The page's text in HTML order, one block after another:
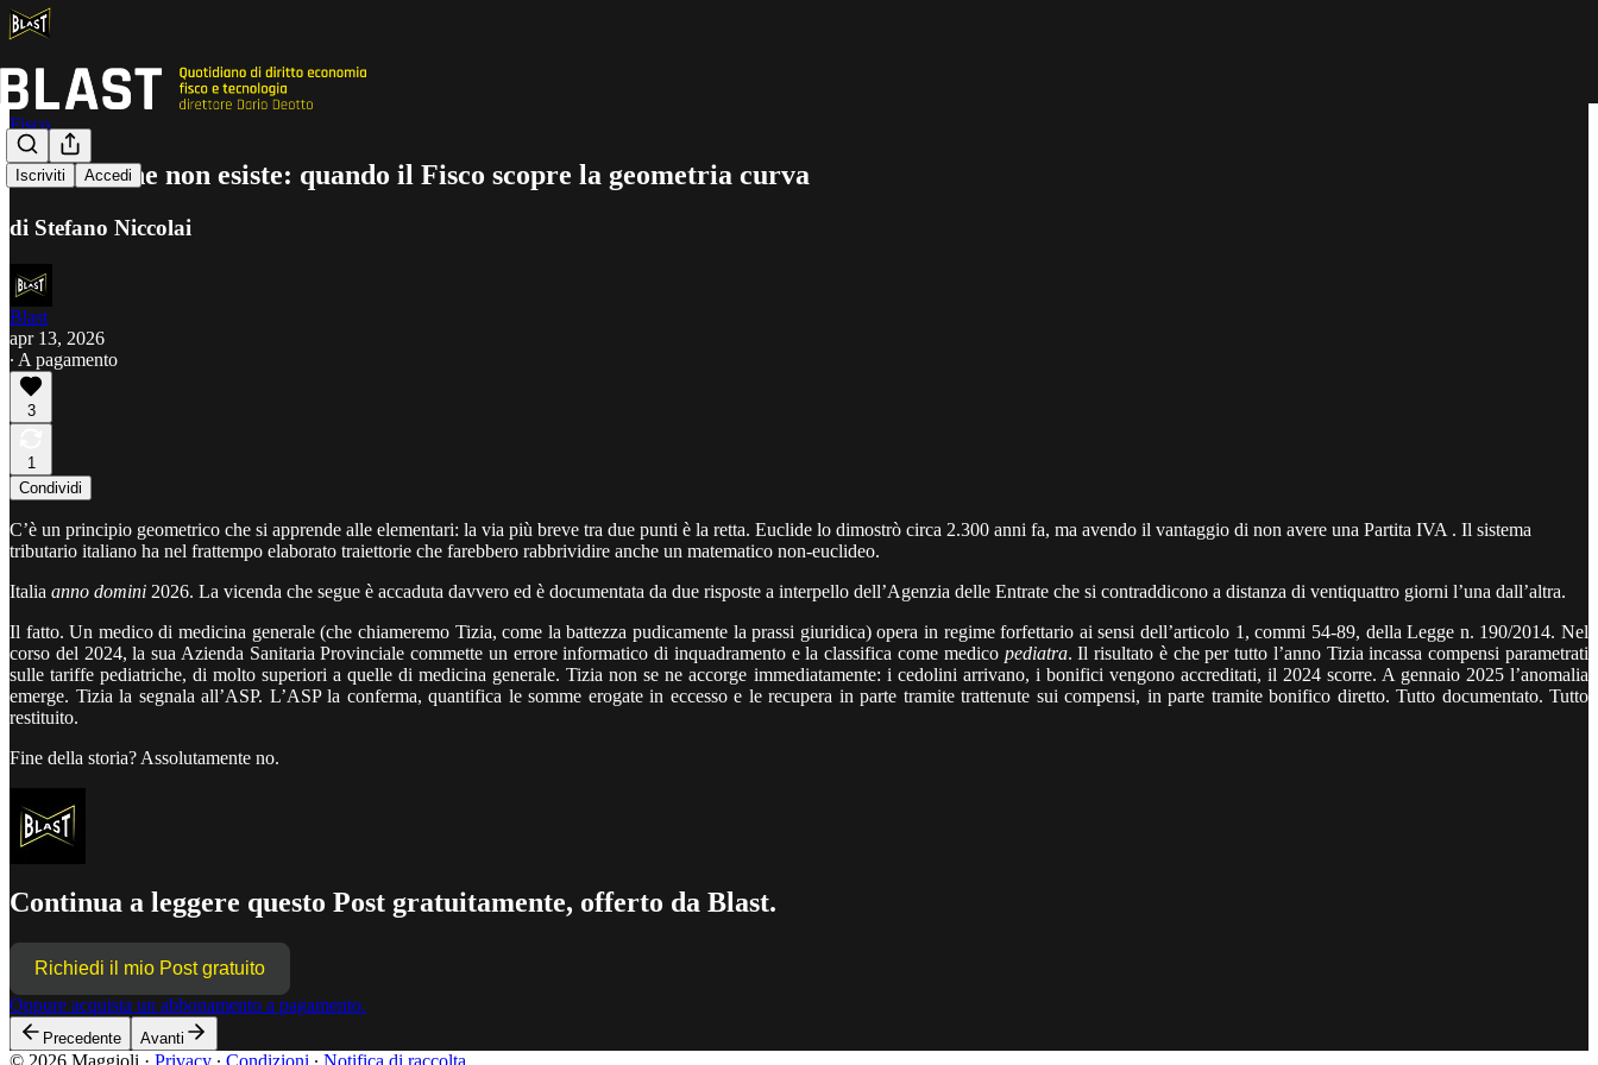
Iscriviti Accedi
Fisco
La retta che non esiste: quando il Fisco scopre la geometria curva
di Stefano Niccolai
Blast
apr 13, 2026
∙ A pagamento
3
1
Condividi
C’è un principio geometrico che si apprende alle elementari: la via più breve tra due punti è la retta. Euclide lo dimostrò circa 2.300 anni fa, ma avendo il vantaggio di non avere una Partita IVA . Il sistema
tributario italiano ha nel frattempo elaborato traiettorie che farebbero rabbrividire anche un matematico non-euclideo.
Italia anno domini 2026. La vicenda che segue è accaduta davvero ed è documentata da due risposte a interpello dell’Agenzia delle Entrate che si contraddicono a distanza di ventiquattro giorni l’una dall’altra.
Il fatto. Un medico di medicina generale (che chiameremo Tizia, come la battezza pudicamente la prassi giuridica) opera in regime forfettario ai sensi dell’articolo 1, commi 54-89, della Legge n. 190/2014. Nel
corso del 2024, la sua Azienda Sanitaria Provinciale commette un errore informatico di inquadramento e la classifica come medico pediatra. Il risultato è che per tutto l’anno Tizia incassa compensi parametrati
sulle tariffe pediatriche, di molto superiori a quelle di medicina generale. Tizia non se ne accorge immediatamente: i cedolini arrivano, i bonifici vengono accreditati, il 2024 scorre. A gennaio 2025 l’anomalia
emerge. Tizia la segnala all’ASP. L’ASP la conferma, quantifica le somme erogate in eccesso e le recupera in parte tramite trattenute sui compensi, in parte tramite bonifico diretto. Tutto documentato. Tutto
restituito.
Fine della storia? Assolutamente no.
Continua a leggere questo Post gratuitamente, offerto da Blast.
Richiedi il mio Post gratuito
Oppure acquista un abbonamento a pagamento.
Precedente Avanti